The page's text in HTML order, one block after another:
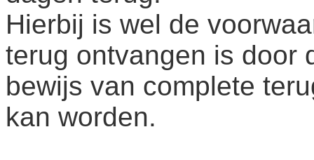
Hierbij is wel de
terug ontvangen is door
bewijs van complete
kan worden.